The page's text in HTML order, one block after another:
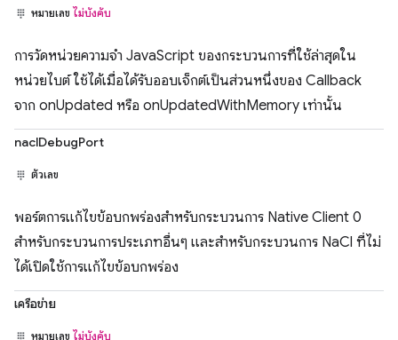
หมายเลข ไม่บังคับ
การวัดหน่วยความจำ JavaScript ของกระบวนการที่ใช้ล่าสุดใน
หน่วยไบต์ ใช้ได้เมื่อได้รับออบเจ็กต์เป็นส่วนหนึ่งของ Callback
จาก onUpdated หรือ onUpdatedWithMemory เท่านั้น
naclDebugPort
ตัวเลข
พอร์ตการแก้ไขข้อบกพร่องสำหรับกระบวนการ Native Client 0
สำหรับกระบวนการประเภทอื่นๆ และสำหรับกระบวนการ NaCl ที่ไม่
ได้เปิดใช้การแก้ไขข้อบกพร่อง
เครือข่าย
หมายเลข ไม่บังคับ